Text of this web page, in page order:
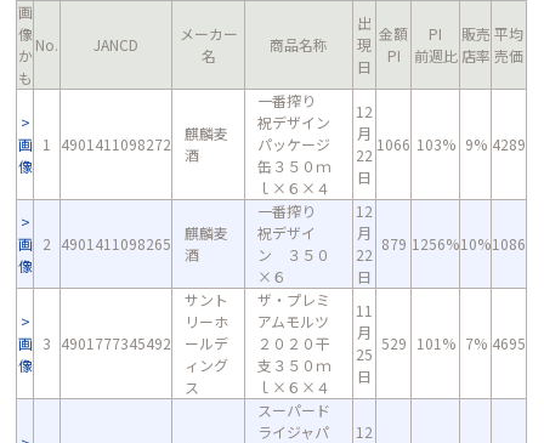
画
像
か
も
No. JANCD
メーカー
名
商品名称
出
現
日
金額
PI
PI
前週比
販売
店率
平均
売価
画
像
1 4901411098272
麒麟麦
酒
一番搾り
祝デザイン
パッケージ
缶３５０ｍ
ｌ×６×４
12
月
22
日
1066 103% 9% 4289
画
像
2 4901411098265
麒麟麦
酒
一番搾り
祝デザイ
ン ３５０
×６
12
月
22
日
879 1256%10%1086
画
像
3 4901777345492
サント
リーホ
ールデ
ィング
ス
ザ・プレミ
アムモルツ
２０２０干
支３５０ｍ
ｌ×６×４
11
月
25
日
529 101% 7% 4695
スーパード
ライジャパ
12